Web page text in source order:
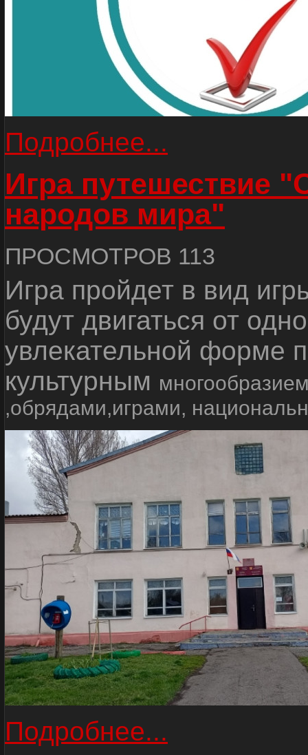
Подробнее...
Игра путешествие
народов мира"
ПРОСМОТРОВ 113
Игра пройдет в вид
будут двигаться от
увлекательной форме
культурным
,обрядами,играми,
Подробнее...